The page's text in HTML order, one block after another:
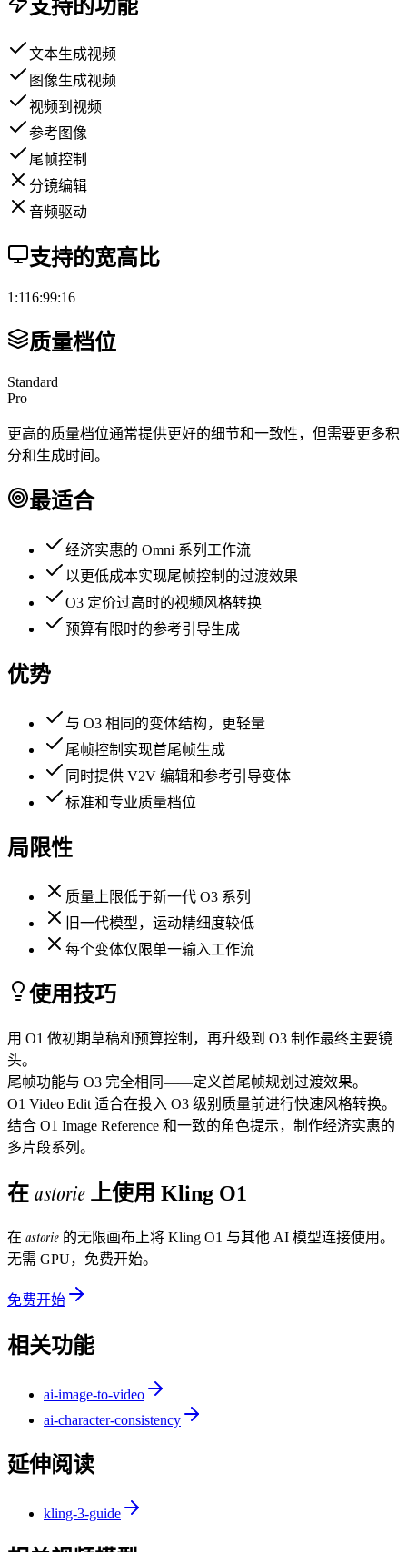
支持的功能
文本生成视频
图像生成视频
视频到视频
参考图像
尾帧控制
分镜编辑
音频驱动
支持的宽高比
1:116:99:16
质量档位
Standard
Pro
更高的质量档位通常提供更好的细节和一致性，但需要更多积
分和生成时间。
最适合
经济实惠的 Omni 系列工作流
以更低成本实现尾帧控制的过渡效果
O3 定价过高时的视频风格转换
预算有限时的参考引导生成
优势
与 O3 相同的变体结构，更轻量
尾帧控制实现首尾帧生成
同时提供 V2V 编辑和参考引导变体
标准和专业质量档位
局限性
质量上限低于新一代 O3 系列
旧一代模型，运动精细度较低
每个变体仅限单一输入工作流
使用技巧
用 O1 做初期草稿和预算控制，再升级到 O3 制作最终主要镜
头。
尾帧功能与 O3 完全相同——定义首尾帧规划过渡效果。
O1 Video Edit 适合在投入 O3 级别质量前进行快速风格转换。
结合 O1 Image Reference 和一致的角色提示，制作经济实惠的
多片段系列。
在 astorie上使用 Kling O1
在 astorie 的无限画布上将 Kling O1 与其他 AI 模型连接使用。
无需 GPU，免费开始。
免费开始
相关功能
ai-image-to-video
ai-character-consistency
延伸阅读
kling-3-guide